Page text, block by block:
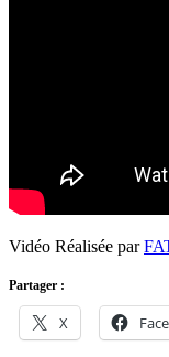
Vidéo Réalisée par
Partager :
X